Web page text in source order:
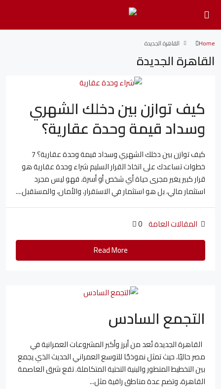
Home القاهرة الجديدة
القاهرة الجديدة
كيف توازن بين دخلك الشهري
وسداد قيمة وحدة عقارية؟
كيف توازن بين دخلك الشهري وسداد قيمة وحدة عقارية؟ 7
خطوات تساعدك على اتخاذ القرار السليم شراء وحدة عقارية هو
قرار كبير يغير مجرى حياة أي شخص أو أسرة. فهو ليس مجرد
استثمار مالي، بل هو استثمار في الاستقرار، والأمان، والمستقبل....
المقالات العامة 0
Read More
التجمع السادس
القاهرة الجديدة تُعد من أبرز وأكبر المشروعات العمرانية في
مصر حاليًا، حيث تمثل نموذجًا للتوسع العمراني الحديث الذي يجمع
بين التخطيط المتطور والبنية التحتية المتكاملة. تقع شرق العاصمة
القاهرة، وتضم عدة مناطق راقية مثل...